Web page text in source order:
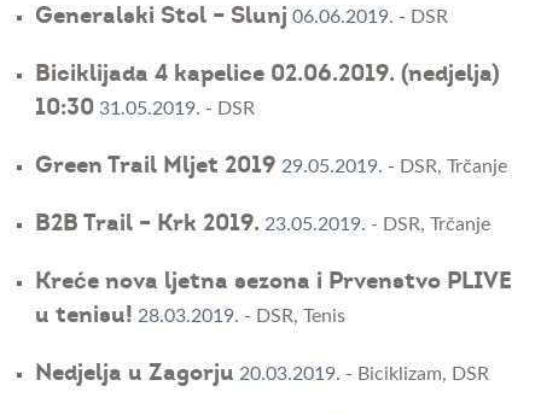
Generalski Stol – Slunj 06.06.2019. - DSR
Biciklijada 4 kapelice 02.06.2019. (nedjelja)
10:30 31.05.2019. - DSR
Green Trail Mljet 2019 29.05.2019. - DSR, Trčanje
B2B Trail – Krk 2019. 23.05.2019. - DSR, Trčanje
Kreće nova ljetna sezona i Prvenstvo PLIVE
u tenisu! 28.03.2019. - DSR, Tenis
Nedjelja u Zagorju 20.03.2019. - Biciklizam, DSR